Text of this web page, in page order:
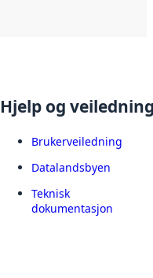
Hjelp og
Brukerveiledning
Datalandsbyen
Teknisk
dokumentasjon